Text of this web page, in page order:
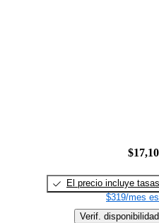
El precio incluye tasas
$319/mes
Verif. disponibilidad